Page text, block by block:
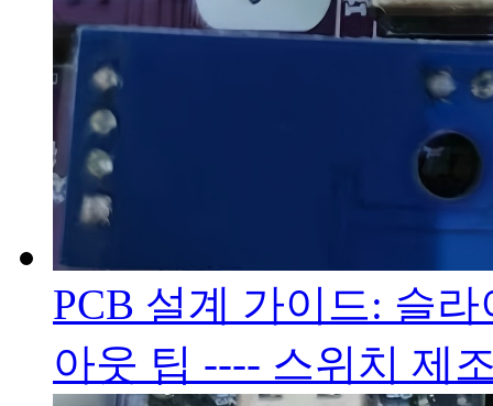
PCB 설계 가이드: 슬
아웃 팁 ---- 스위치 제